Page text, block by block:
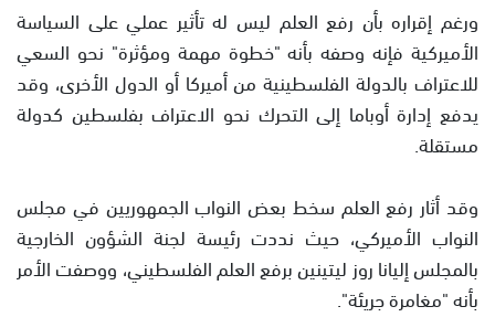
ورغم إقراره بأن رفع العلم ليس له تأثير عملي على السياسة
الأميركية فإنه وصفه بأنه "خطوة مهمة ومؤثرة" نحو السعي
للاعتراف بالدولة الفلسطينية من أميركا أو الدول الأخرى، وقد
يدفع إدارة أوباما إلى التحرك نحو الاعتراف بفلسطين كدولة
مستقلة.
وقد أثار رفع العلم سخط بعض النواب الجمهوريين في مجلس
النواب الأميركي، حيث نددت رئيسة لجنة الشؤون الخارجية
بالمجلس إليانا روز ليتينين برفع العلم الفلسطيني، ووصفت الأمر
بأنه "مغامرة جريئة".